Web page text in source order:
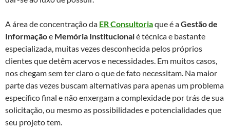
A área de concentração da ER Consultoriaque é aGestão de
Informaçãoe Memória Institucionalé técnica e bastante
especializada, muitas vezes desconhecida pelos próprios
clientes que detêm acervos e necessidades. Em muitos casos,
nos chegam sem ter claro o que de fato necessitam. Na maior
parte das vezes buscam alternativas para apenas um problema
específico final e não enxergam a complexidade por trás de sua
solicitação, ou mesmo as possibilidades e potencialidades que
seu projeto tem.